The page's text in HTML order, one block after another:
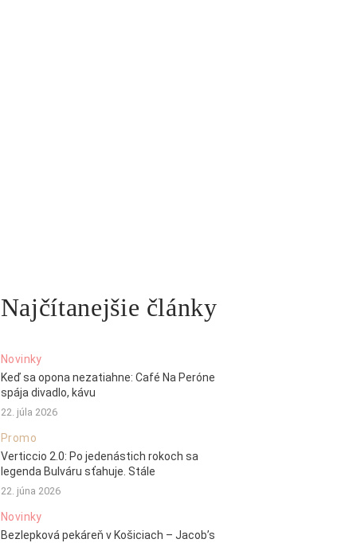
Najčítanejšie články
Novinky
Keď sa opona nezatiahne: Café Na Peróne
spája divadlo, kávu
22. júla 2026
Promo
Verticcio 2.0: Po jedenástich rokoch sa
legenda Bulváru sťahuje. Stále
22. júna 2026
Novinky
Bezlepková pekáreň v Košiciach – Jacob’s